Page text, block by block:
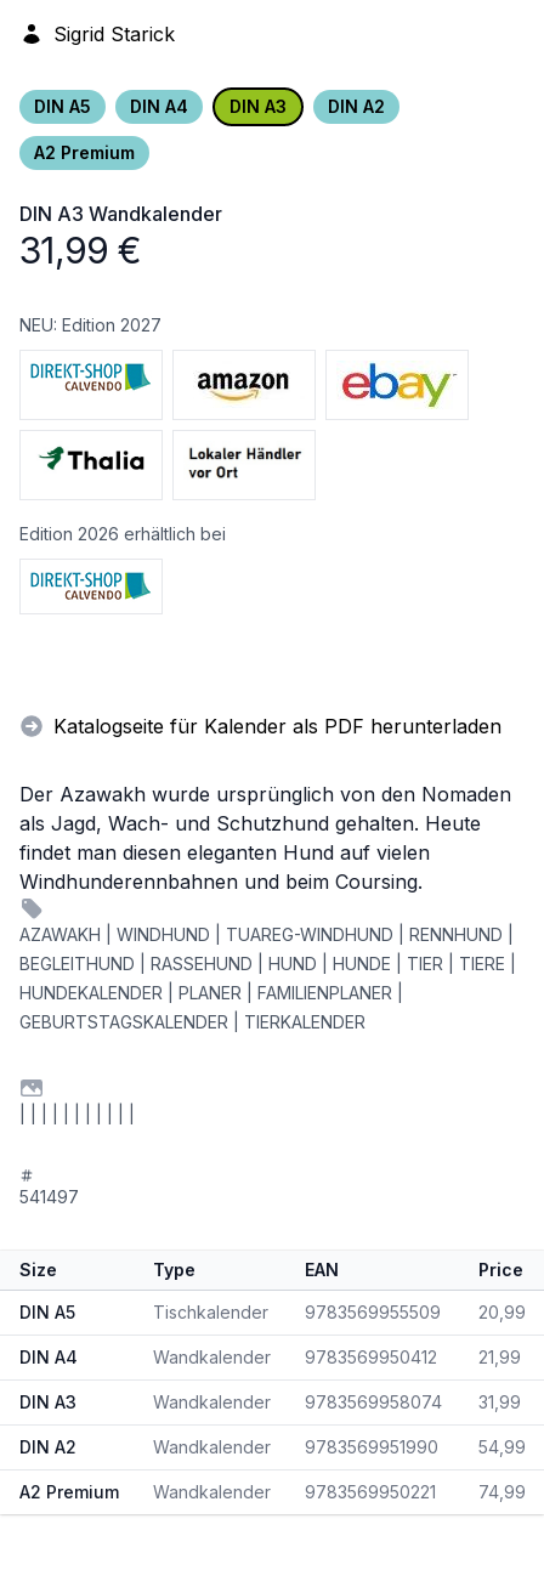
Sigrid Starick
DIN A5 DIN A4 DIN A3 DIN A2
A2 Premium
DIN A3 Wandkalender
31,99 €
NEU: Edition 2027
Edition 2026 erhältlich bei
Katalogseite für Kalender als PDF herunterladen
Der Azawakh wurde ursprünglich von den Nomaden
als Jagd, Wach- und Schutzhund gehalten. Heute
findet man diesen eleganten Hund auf vielen
Windhunderennbahnen und beim Coursing.
AZAWAKH | WINDHUND | TUAREG-WINDHUND | RENNHUND |
BEGLEITHUND | RASSEHUND | HUND | HUNDE | TIER | TIERE |
HUNDEKALENDER | PLANER | FAMILIENPLANER |
GEBURTSTAGSKALENDER | TIERKALENDER
541497
Size Type EAN Price
DIN A5 Tischkalender 9783569955509 20,99
DIN A4 Wandkalender 9783569950412 21,99
DIN A3 Wandkalender 9783569958074 31,99
DIN A2 Wandkalender 9783569951990 54,99
A2 Premium Wandkalender 9783569950221 74,99